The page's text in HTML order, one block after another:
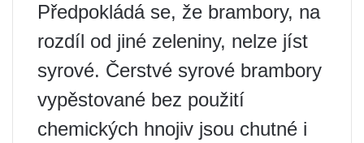
Předpokládá se, že brambory, na
rozdíl od jiné zeleniny, nelze jíst
syrové. Čerstvé syrové brambory
vypěstované bez použití
chemických hnojiv jsou chutné i